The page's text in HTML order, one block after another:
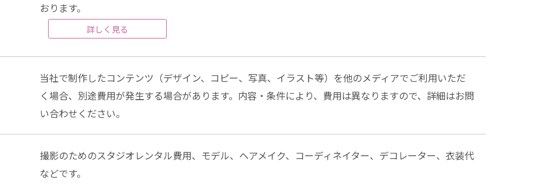
おります。
詳しく見る
当社で制作したコンテンツ（デザイン、コピー、写真、イラスト等）を他のメディアでご利用いただ
く場合、別途費用が発生する場合があります。内容・条件により、費用は異なりますので、詳細はお問
い合わせください。
撮影のためのスタジオレンタル費用、モデル、ヘアメイク、コーディネイター、デコレーター、衣装代
などです。